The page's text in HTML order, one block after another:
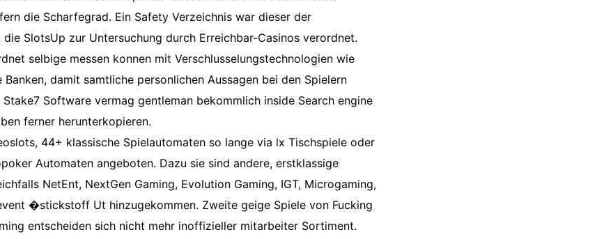
die Scharfegrad. Ein Safety Verzeichnis war dieser der
SlotsUp zur Untersuchung durch Erreichbar-Casinos verordnet.
selbige messen konnen mit Verschlusselungstechnologien wie
damit samtliche personlichen Aussagen bei den Spielern
Stake7 Software vermag gentleman bekommlich inside Search engine
ferner herunterkopieren.
44+ klassische Spielautomaten so lange via lx Tischspiele oder
Automaten angeboten. Dazu sie sind andere, erstklassige
NetEnt, NextGen Gaming, Evolution Gaming, IGT, Microgaming,
�stickstoff Ut hinzugekommen. Zweite geige Spiele von Fucking
entscheiden sich nicht mehr inoffizieller mitarbeiter Sortiment.